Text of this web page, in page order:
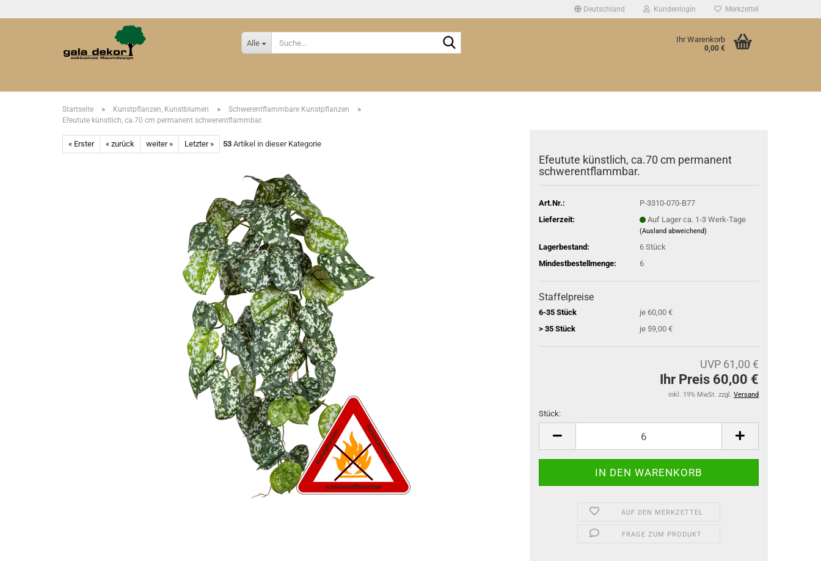
Deutschland Kundenlogin Merkzettel
Alle Ihr Warenkorb
0,00 €
Startseite » Kunstpflanzen, Kunstblumen » Schwerentflammbare Kunstpflanzen »
Efeutute künstlich, ca.70 cm permanent schwerentflammbar.
« Erster « zurück weiter » Letzter » 53 Artikel in dieser Kategorie
Efeutute künstlich, ca.70 cm permanent
schwerentflammbar.
Art.Nr.:
P-3310-070-B77
Lieferzeit:
Auf Lager ca. 1-3 Werk-Tage
(Ausland abweichend)
Lagerbestand: 6 Stück
Mindestbestellmenge:
6
Staffelpreise
6-35 Stück
je 60,00 €
> 35 Stück
je 59,00 €
UVP 61,00 €
Ihr Preis 60,00 €
inkl. 19% MwSt. zzgl. Versand
Stück:
Stück
AUF DEN MERKZETTEL
FRAGE ZUM PRODUKT